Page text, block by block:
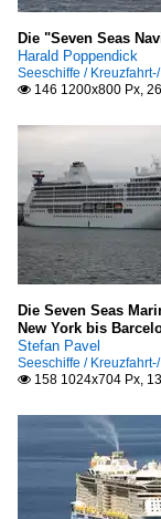
Die "Seven Seas
Harald Poppendick
Seeschiffe /
 146 1200x800 Px,
Die Seven Seas
New York bis
Stefan Pavel
Seeschiffe /
 158 1024x704 Px,